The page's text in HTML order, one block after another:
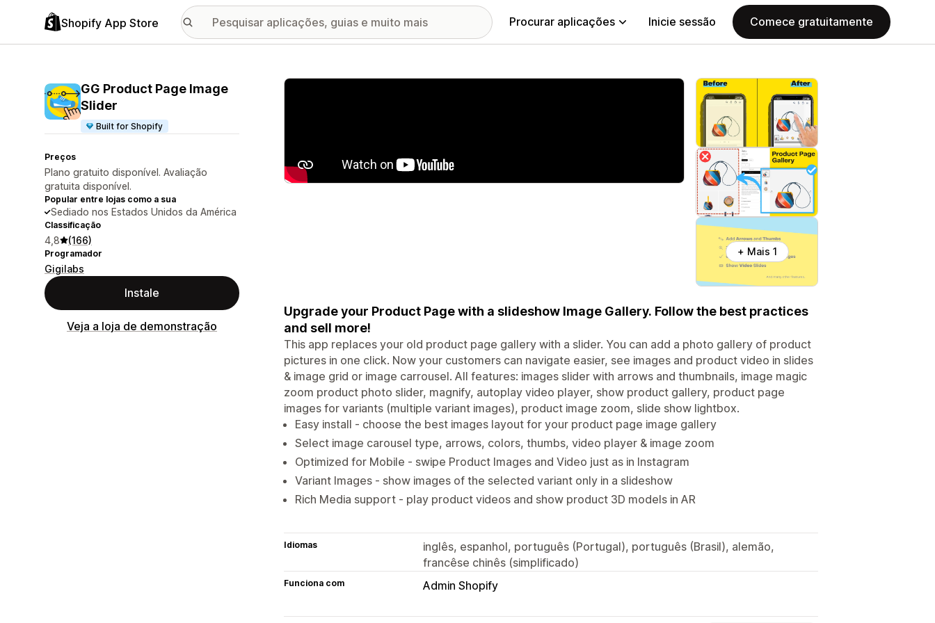
Shopify App Store Procurar aplicações Inicie sessão Comece gratuitamente
GG Product Page Image
Slider
Built for Shopify
Preços
Plano gratuito disponível. Avaliação
gratuita disponível.
Popular entre lojas como a sua
Sediado nos Estados Unidos da América
Classificação
4,8 (166)
Programador
Gigilabs
Instale
Veja a loja de demonstração
Galeria de imagens em destaque
+ Mais 1
Upgrade your Product Page with a slideshow Image Gallery. Follow the best practices
and sell more!
This app replaces your old product page gallery with a slider. You can add a photo gallery of product
pictures in one click. Now your customers can navigate easier, see images and product video in slides
& image grid or image carrousel. All features: images slider with arrows and thumbnails, image magic
zoom product photo slider, magnify, autoplay video player, show product gallery, product page
images for variants (multiple variant images), product image zoom, slide show lightbox.
Easy install - choose the best images layout for your product page image gallery
Select image carousel type, arrows, colors, thumbs, video player & image zoom
Optimized for Mobile - swipe Product Images and Video just as in Instagram
Variant Images - show images of the selected variant only in a slideshow
Rich Media support - play product videos and show product 3D models in AR
Idiomas
inglês, espanhol, português (Portugal), português (Brasil), alemão,
francêse chinês (simplificado)
Funciona com Admin Shopify